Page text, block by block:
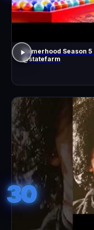
Gamerhood Season
@statefarm
30